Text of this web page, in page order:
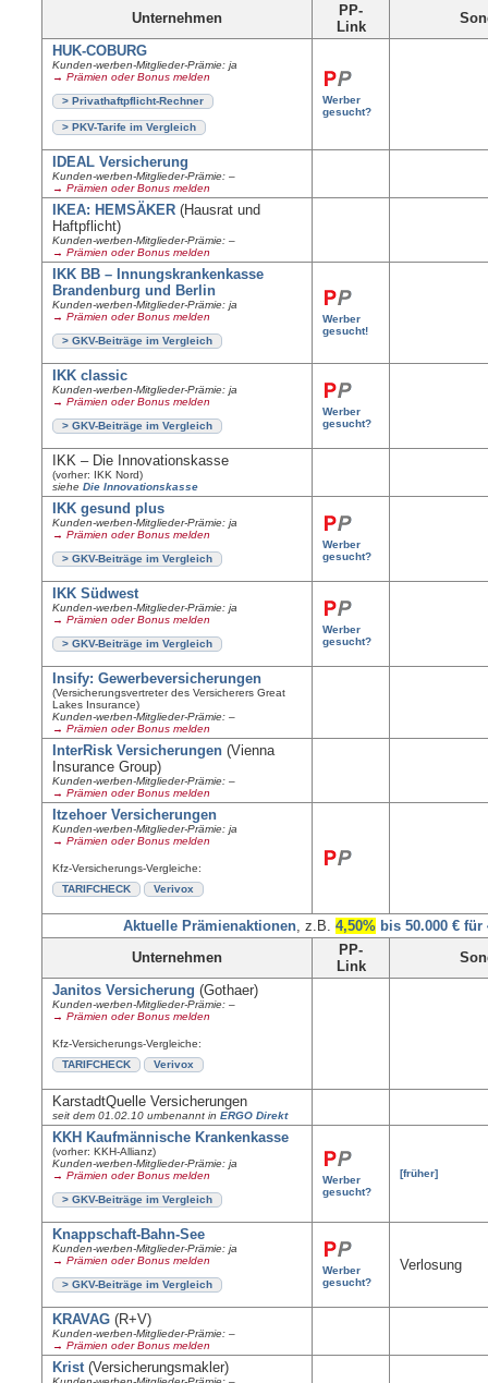
Unternehmen
PP-
Link
HUK-COBURG
Kunden-werben-Mitglieder-Prämie: ja
→ Prämien oder Bonus melden
> Privathaftpflicht-Rechner
> PKV-Tarife im Vergleich
Werber
gesucht?
IDEAL Versicherung
Kunden-werben-Mitglieder-Prämie: –
→ Prämien oder Bonus melden
IKEA: HEMSÄKER (Hausrat und
Haftpflicht)
Kunden-werben-Mitglieder-Prämie: –
→ Prämien oder Bonus melden
IKK BB – Innungskrankenkasse
Brandenburg und Berlin
Kunden-werben-Mitglieder-Prämie: ja
→ Prämien oder Bonus melden
> GKV-Beiträge im Vergleich
Werber
gesucht!
IKK classic
Kunden-werben-Mitglieder-Prämie: ja
→ Prämien oder Bonus melden
> GKV-Beiträge im Vergleich
Werber
gesucht?
IKK – Die Innovationskasse
(vorher: IKK Nord)
sieheDie Innovationskasse
IKK gesund plus
Kunden-werben-Mitglieder-Prämie: ja
→ Prämien oder Bonus melden
> GKV-Beiträge im Vergleich
Werber
gesucht?
IKK Südwest
Kunden-werben-Mitglieder-Prämie: ja
→ Prämien oder Bonus melden
> GKV-Beiträge im Vergleich
Werber
gesucht?
Insify: Gewerbeversicherungen
(Versicherungsvertreter des Versicherers Great
Lakes Insurance)
Kunden-werben-Mitglieder-Prämie: –
→ Prämien oder Bonus melden
InterRisk Versicherungen (Vienna
Insurance Group)
Kunden-werben-Mitglieder-Prämie: –
→ Prämien oder Bonus melden
Itzehoer Versicherungen
Kunden-werben-Mitglieder-Prämie: ja
→ Prämien oder Bonus melden
Kfz-Versicherungs-Vergleiche:
TARIFCHECK
Verivox
Aktuelle Prämienaktionen , z.B.4,50% bis 50.000 € für
Unternehmen
PP-
Link
Janitos Versicherung (Gothaer)
Kunden-werben-Mitglieder-Prämie: –
→ Prämien oder Bonus melden
Kfz-Versicherungs-Vergleiche:
TARIFCHECK
Verivox
KarstadtQuelle Versicherungen
seit dem 01.02.10 umbenannt inERGO Direkt
KKH Kaufmännische Krankenkasse
(vorher: KKH-Allianz)
Kunden-werben-Mitglieder-Prämie: ja
→ Prämien oder Bonus melden
> GKV-Beiträge im Vergleich
Werber
gesucht?
[früher]
Knappschaft-Bahn-See
Kunden-werben-Mitglieder-Prämie: ja
→ Prämien oder Bonus melden
> GKV-Beiträge im Vergleich
Werber
gesucht?
Verlosung
KRAVAG (R+V)
Kunden-werben-Mitglieder-Prämie: –
→ Prämien oder Bonus melden
Krist (Versicherungsmakler)